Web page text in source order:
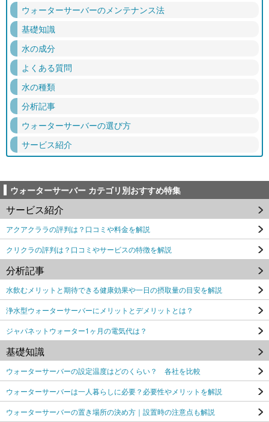
ウォーターサーバーのメンテナンス法
基礎知識
水の成分
よくある質問
水の種類
分析記事
ウォーターサーバーの選び方
サービス紹介
ウォーターサーバー カテゴリ別おすすめ特集
サービス紹介
アクアクララの評判は？口コミや料金を解説
クリクラの評判は？口コミやサービスの特徴を解説
分析記事
水飲むメリットと期待できる健康効果や一日の摂取量の目安を解説
浄水型ウォーターサーバーにメリットとデメリットとは？
ジャパネットウォーター1ヶ月の電気代は？
基礎知識
ウォーターサーバーの設定温度はどのくらい？ 各社を比較
ウォーターサーバーは一人暮らしに必要？必要性やメリットを解説
ウォーターサーバーの置き場所の決め方｜設置時の注意点も解説